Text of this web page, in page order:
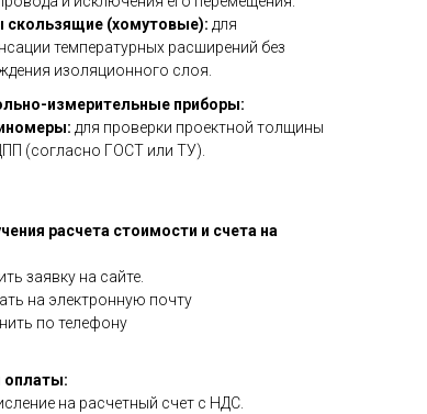
скользящие (хомутовые): для
температурных расширений без
изоляционного слоя.
измерительные приборы:
для проверки проектной толщины
(согласно ГОСТ или ТУ).
расчета стоимости и счета на
заявку на сайте.
на электронную почту
по телефону
оплаты:
на расчетный счет с НДС.